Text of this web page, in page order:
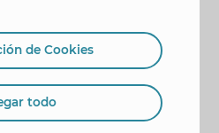
de Cookies
todo